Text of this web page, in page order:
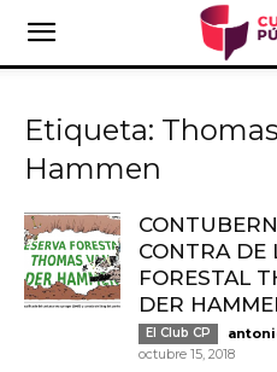
Etiqueta:
Hammen
CONTRA DE
FORESTAL
DER
El Club CP
octubre 15, 2018